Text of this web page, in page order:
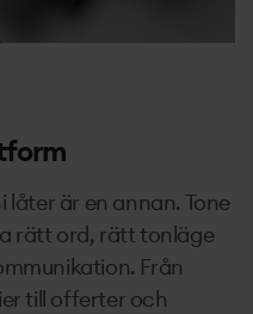
låter är en annan. Tone
rätt ord, rätt tonläge
Från
till offerter och